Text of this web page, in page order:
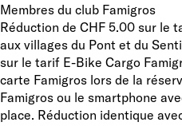
Membres du club Famigros
Réduction de CHF 5.00 sur le
aux villages du Pont et du
sur le tarif E-Bike Cargo
carte Famigros lors de la
Famigros ou le smartphone
place. Réduction identique